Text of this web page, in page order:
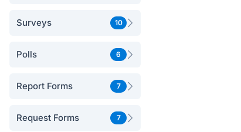
Surveys 10
Polls 6
Report Forms 7
Request Forms 7